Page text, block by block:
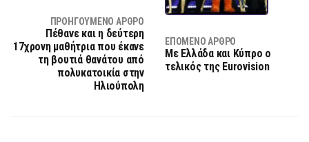
ΠΡΟΗΓΟΎΜΕΝΟ ΆΡΘΡΟ
Πέθανε και η δεύτερη
17χρονη μαθήτρια που έκανε
τη βουτιά θανάτου από
πολυκατοικία στην
Ηλιούπολη
ΕΠΌΜΕΝΟ ΆΡΘΡΟ
Με Ελλάδα και Κύπρο ο
τελικός της Eurovision